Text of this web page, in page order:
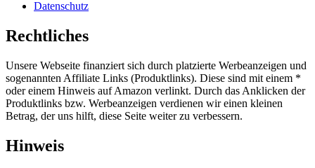
Datenschutz
Rechtliches
Unsere Webseite finanziert sich durch platzierte Werbeanzeigen und
sogenannten Affiliate Links (Produktlinks). Diese sind mit einem *
oder einem Hinweis auf Amazon verlinkt. Durch das Anklicken der
Produktlinks bzw. Werbeanzeigen verdienen wir einen kleinen
Betrag, der uns hilft, diese Seite weiter zu verbessern.
Hinweis